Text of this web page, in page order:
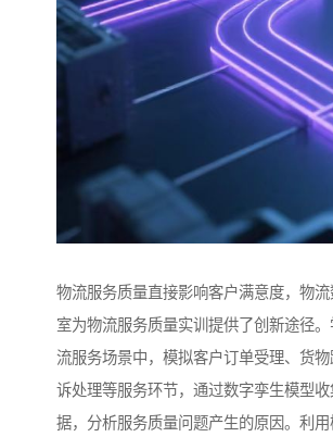
物流服务质量直接影响客户满意度，物流
室为物流服务质量实训提供了创新途径
流服务场景中，模拟客户订单受理、货
诉处理等服务环节，通过数字孪生模型
据，分析服务质量问题产生的原因。利用